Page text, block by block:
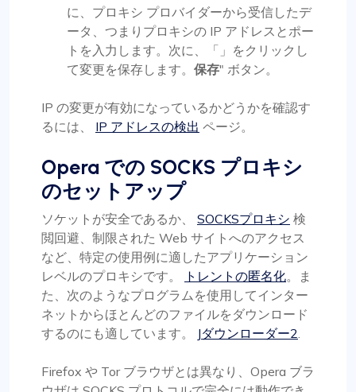
に、プロキシ プロバイダーから受信したデ
ータ、つまりプロキシの IP アドレスとポー
トを入力します。次に、「」をクリックし
て変更を保存します。 保存" ボタン。
IP の変更が有効になっているかどうかを確認す
るには、 IP アドレスの検出 ページ。
Opera での SOCKS プロキシ
のセットアップ
ソケットが安全であるか、 SOCKSプロキシ 検
閲回避、制限された Web サイトへのアクセス
など、特定の使用例に適したアプリケーション
レベルのプロキシです。
トレントの匿名化。ま
た、次のようなプログラムを使用してインター
ネットからほとんどのファイルをダウンロード
するのにも適しています。 Jダウンローダー2.
Firefox や Tor ブラウザとは異なり、Opera ブラ